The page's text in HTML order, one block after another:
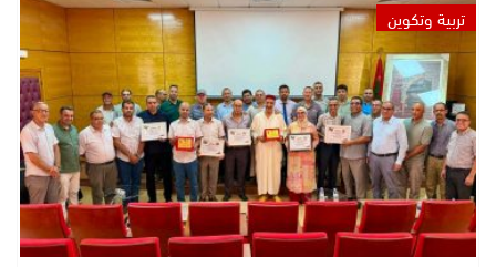
تربية وتكوين